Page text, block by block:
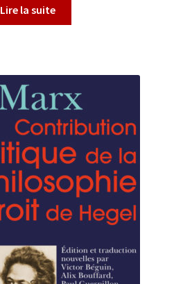
initial
était :
est :
Lire la suite